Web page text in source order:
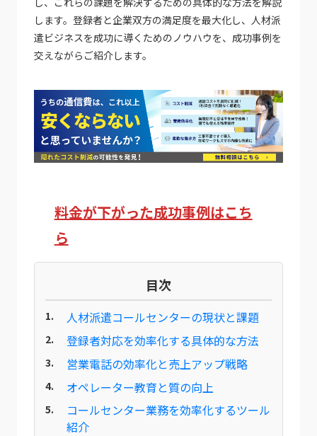
します。登録者と企業双方の満足度を最大化し、人材派
遣ビジネスを成功に導くためのノウハウを、成功事例を
交えながらご紹介します。
料金が下がった成功事例はこち
ら
目次
人材派遣コールセンターの現状と課題
登録者対応を効率化する具体的な方法
営業電話の効率化と売上アップ戦略
オペレーター教育と質の向上
コールセンター業務を効率化するツール
紹介